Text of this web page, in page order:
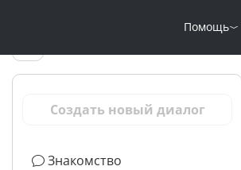
Помощь
диалогами)
Создать новый диалог
Знакомство